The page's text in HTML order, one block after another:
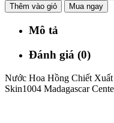
Thêm vào giỏ
Mua ngay
Mô tả
Đánh giá (0)
Nước Hoa Hồng Chiết
Skin1004 Madagascar